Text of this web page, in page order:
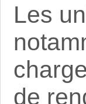
Les
de